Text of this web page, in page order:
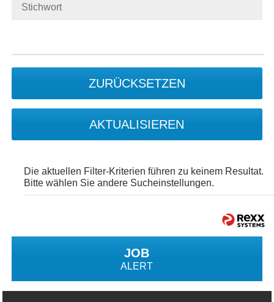
ZURÜCKSETZEN
AKTUALISIEREN
Die aktuellen Filter-Kriterien führen zu keinem Resultat.
Bitte wählen Sie andere Sucheinstellungen.
JOB
ALERT